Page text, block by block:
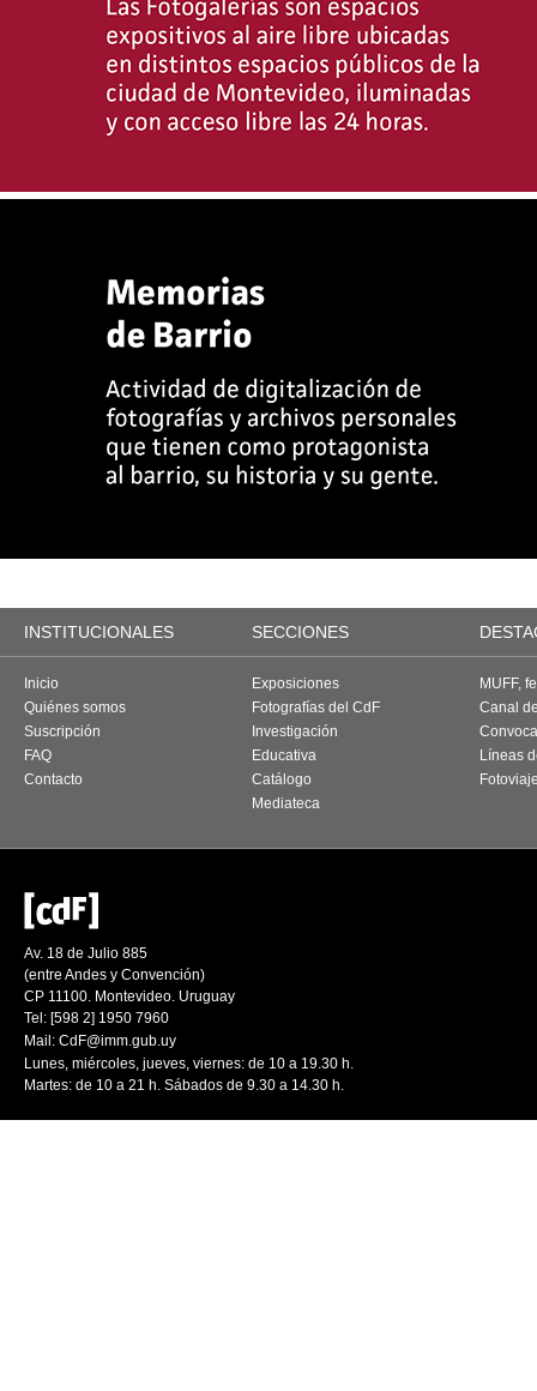
INSTITUCIONALES SECCIONES
Inicio
Quiénes somos
Suscripción
FAQ
Contacto
Exposiciones
Fotografías del CdF
Investigación
Educativa
Catálogo
Mediateca
MUFF,
Canal
Líneas
Av. 18 de Julio 885
(entre Andes y Convención)
CP 11100. Montevideo. Uruguay
Tel: [598 2] 1950 7960
Mail: CdF@imm.gub.uy
Lunes, miércoles, jueves, viernes: de 10 a 19.30 h.
Martes: de 10 a 21 h. Sábados de 9.30 a 14.30 h.